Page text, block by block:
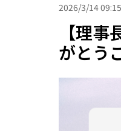
2026/3/14 09:15
【理
がとう